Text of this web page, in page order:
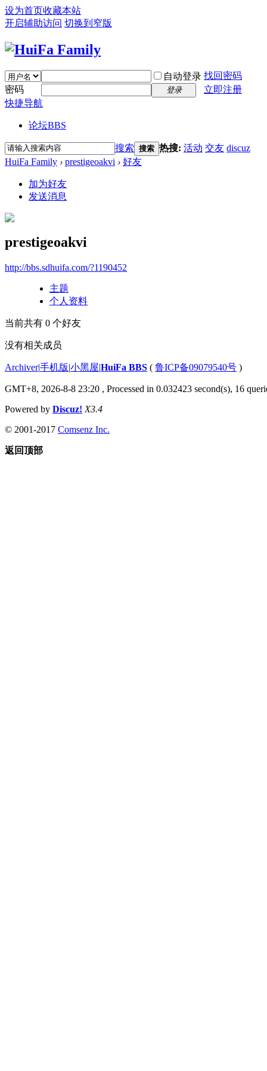
设为首页收藏本站
开启辅助访问 切换到窄版
自动登录 找回密码
密码
登录
立即注册
快捷导航
论坛BBS
搜索 搜索 热搜: 活动 交友 discuz
HuiFa Family › prestigeoakvi › 好友
加为好友
发送消息
prestigeoakvi
http://bbs.sdhuifa.com/?1190452
主题
个人资料
当前共有 0 个好友
没有相关成员
Archiver|手机版|小黑屋|HuiFa BBS ( 鲁ICP备09079540号 )
GMT+8, 2026-8-8 23:20 , Processed in 0.032423 second(s), 16
Powered by Discuz! X3.4
© 2001-2017 Comsenz Inc.
返回顶部